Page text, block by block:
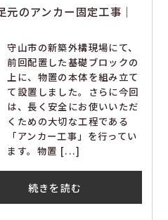
のアンカー固定工事｜
守山市の新築外構現場にて、
前回配置した基礎ブロックの
上に、物置の本体を組み立て
て設置しました。さらに今回
は、長く安全にお使いいただ
くための大切な工程である
「アンカー工事」を行ってい
ます。物置 [...]
続きを読む